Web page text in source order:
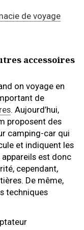
de voyage
accessoires
on voyage en
de
. Aujourd’hui,
proposent des
camping-car qui
et indiquent les
est donc
cependant,
De même,
techniques